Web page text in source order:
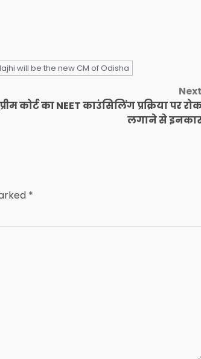
will be the new CM of Odisha
कोर्ट का NEET काउंसिलिंग प्रक्रिया पर
लगाने से
*